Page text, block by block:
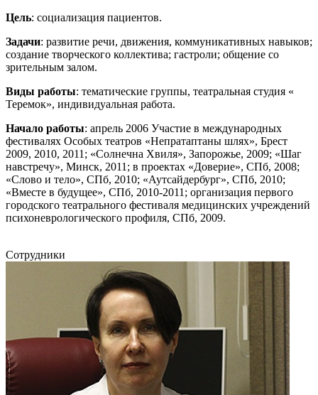
Цель: социализация пациентов.
Задачи: развитие речи, движения, коммуникативных навыков;
создание творческого коллектива; гастроли; общение со
зрительным залом.
Виды работы: тематические группы, театральная студия «
Теремок», индивидуальная работа.
Начало работы: апрель 2006 Участие в международных
фестивалях Особых театров «Непратаптаны шлях», Брест
2009, 2010, 2011; «Солнечна Хвиля», Запорожье, 2009; «Шаг
навстречу», Минск, 2011; в проектах «Доверие», СПб, 2008;
«Слово и тело», СПб, 2010; «Аутсайдербург», СПб, 2010;
«Вместе в будущее», СПб, 2010-2011; организация первого
городского театрального фестиваля медицинских учреждений
психоневрологического профиля, СПб, 2009.
Сотрудники